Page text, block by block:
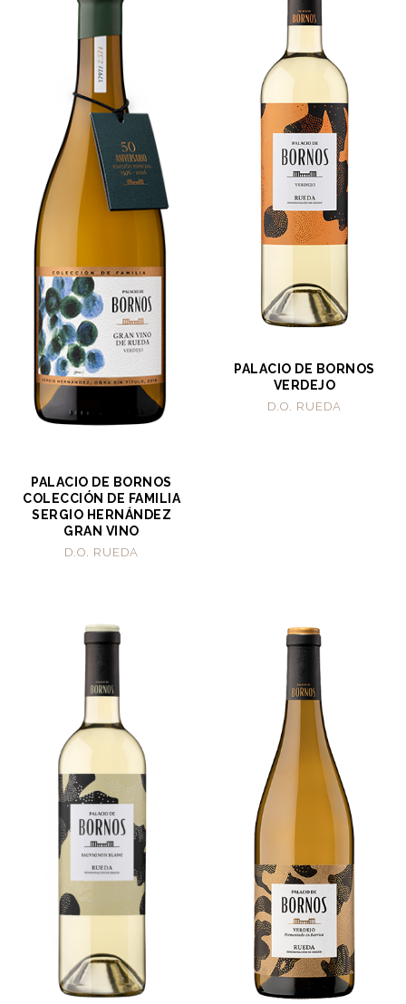
PALACIO DE BORNOS
COLECCIÓN DE FAMILIA
SERGIO HERNÁNDEZ
GRAN VINO
D.O. RUEDA
PALACIO DE BORNOS
VERDEJO
D.O. RUEDA